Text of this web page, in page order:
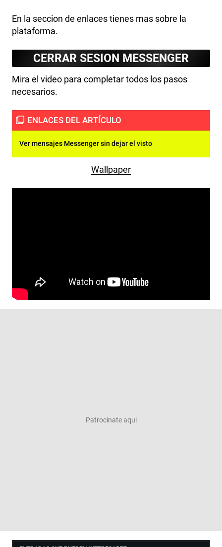
En la seccion de enlaces tienes mas sobre la
plataforma.
CERRAR SESION MESSENGER
Mira el video para completar todos los pasos
necesarios.
Ver mensajes Messenger sin dejar el visto
Wallpaper